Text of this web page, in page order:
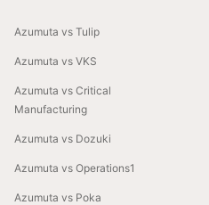
Azumuta vs Tulip
Azumuta vs VKS
Azumuta vs Critical
Manufacturing
Azumuta vs Dozuki
Azumuta vs Operations1
Azumuta vs Poka